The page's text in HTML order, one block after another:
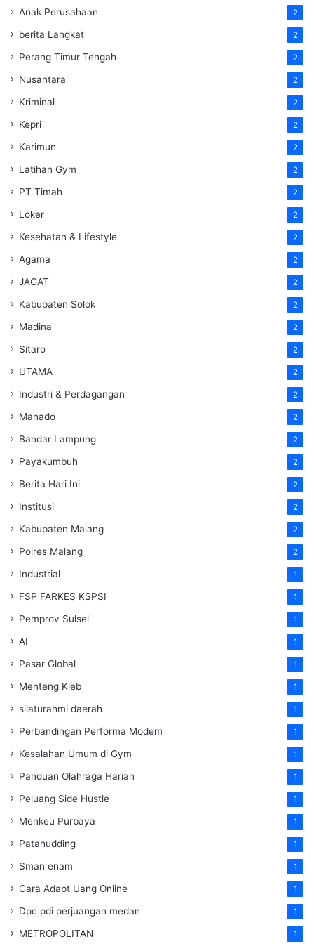
Anak Perusahaan 2
berita Langkat 2
Perang Timur Tengah 2
Nusantara 2
Kriminal 2
Kepri 2
Karimun 2
Latihan Gym 2
PT Timah 2
Loker 2
Kesehatan & Lifestyle 2
Agama 2
JAGAT 2
Kabupaten Solok 2
Madina 2
Sitaro 2
UTAMA 2
Industri & Perdagangan 2
Manado 2
Bandar Lampung 2
Payakumbuh 2
Berita Hari Ini 2
Institusi 2
Kabupaten Malang 2
Polres Malang 2
Industrial 1
FSP FARKES KSPSI 1
Pemprov Sulsel 1
AI 1
Pasar Global 1
Menteng Kleb 1
silaturahmi daerah 1
Perbandingan Performa Modem 1
Kesalahan Umum di Gym 1
Panduan Olahraga Harian 1
Peluang Side Hustle 1
Menkeu Purbaya 1
Patahudding 1
Sman enam 1
Cara Adapt Uang Online 1
Dpc pdi perjuangan medan 1
METROPOLITAN 1